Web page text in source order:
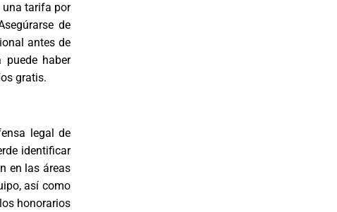
una tarifa por
de
antes de
haber
gratis.
legal de
identificar
en las áreas
así como
honorarios